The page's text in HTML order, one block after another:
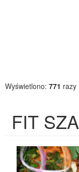
Wyświetlono: 771 razy
FIT